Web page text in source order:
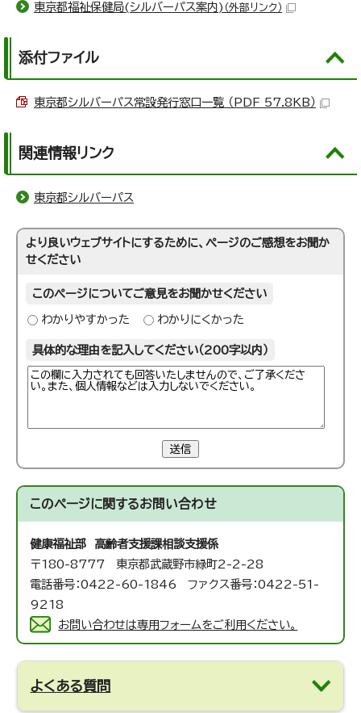
東京都福祉保健局(シルバーパス案内) （外部リンク）
添付ファイル
東京都シルバーパス常設発行窓口一覧 （PDF 57.8KB）
関連情報リンク
東京都シルバーパス
より良いウェブサイトにするために、ページのご感想をお聞か
せください
このページについてご意見をお聞かせください
わかりやすかった わかりにくかった
具体的な理由を記入してください（200字以内）
送信
このページに関するお問い合わせ
健康福祉部 高齢者支援課相談支援係
〒180-8777 東京都武蔵野市緑町2-2-28
電話番号：0422-60-1846 ファクス番号：0422-51-
9218
お問い合わせは専用フォームをご利用ください。
よくある質問